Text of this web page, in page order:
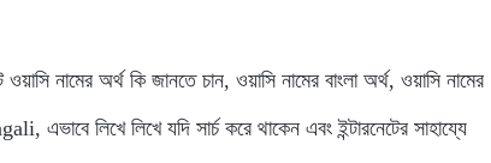
নামের অর্থ কি জানতে চান, ওয়াসি নামের বাংলা অর্থ, ওয়াসি নামের
লিখে লিখে যদি সার্চ করে থাকেন এবং ইন্টারনেটের সাহায্যে